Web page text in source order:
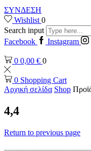
ΣΥΝΔΕΣΗ
Wishlist 0
Search input
Facebook Instagram
0 0,00 € 0
0 Shopping Cart
Αρχική σελίδα Shop
4,4
Return to previous page